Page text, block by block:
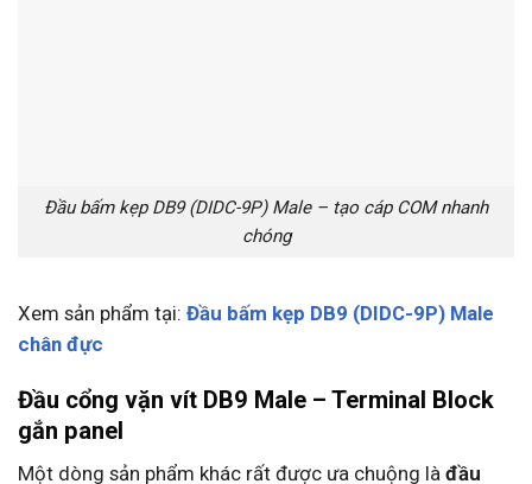
Đầu bấm kẹp DB9 (DIDC-9P) Male – tạo cáp COM nhanh
chóng
Xem sản phẩm tại: Đầu bấm kẹp DB9 (DIDC-9P) Male
chân đực
Đầu cổng vặn vít DB9 Male – Terminal Block
gắn panel
Một dòng sản phẩm khác rất được ưa chuộng là đầu